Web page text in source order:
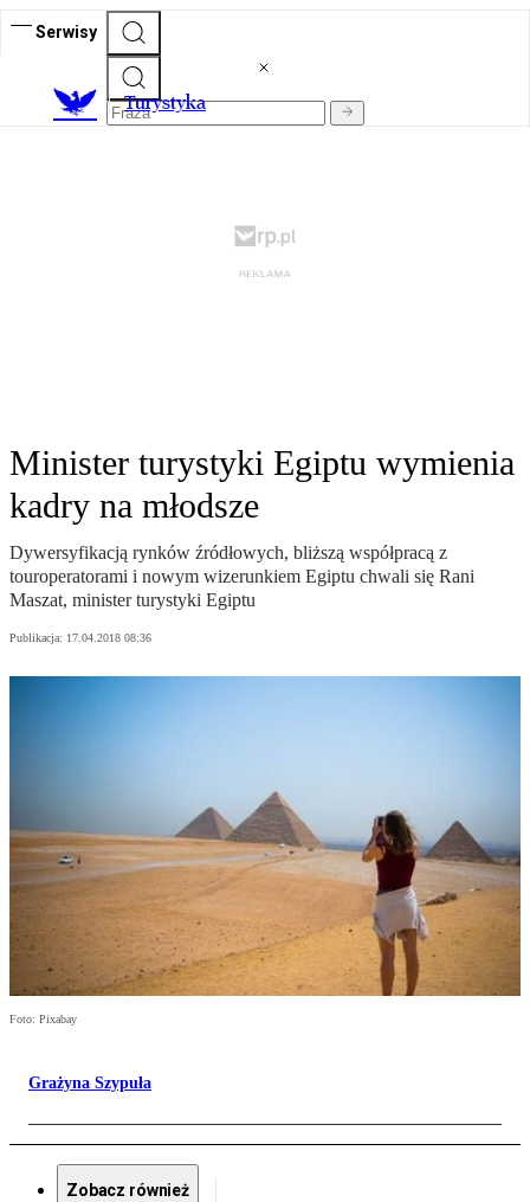
Serwisy
Turystyka
Minister turystyki Egiptu wymienia
kadry na młodsze
Dywersyfikacją rynków źródłowych, bliższą współpracą z
touroperatorami i nowym wizerunkiem Egiptu chwali się Rani
Maszat, minister turystyki Egiptu
Publikacja: 17.04.2018 08:36
Foto: Pixabay
Grażyna Szypuła
Zobacz również